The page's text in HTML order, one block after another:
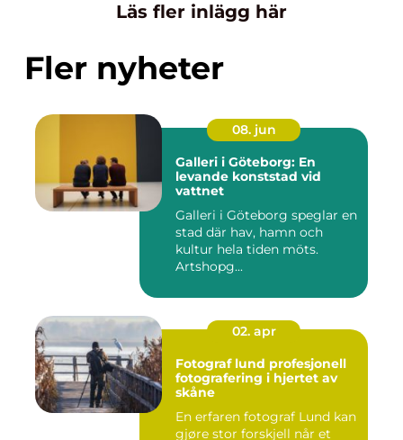
Läs fler inlägg här
Fler nyheter
08. jun
Galleri i Göteborg: En
levande konststad vid
vattnet
Galleri i Göteborg speglar en
stad där hav, hamn och
kultur hela tiden möts.
Artshopg...
02. apr
Fotograf lund profesjonell
fotografering i hjertet av
skåne
En erfaren fotograf Lund kan
gjøre stor forskjell når et